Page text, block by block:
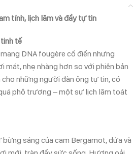
tính, lịch lãm và đầy tự tin
tế
DNA fougère cổ điển nhưng
nhẹ nhàng hơn so với phiên bản
cho những người đàn ông tự tin, có
phô trương – một sự lịch lãm toát
sáng của cam Bergamot, dứa và